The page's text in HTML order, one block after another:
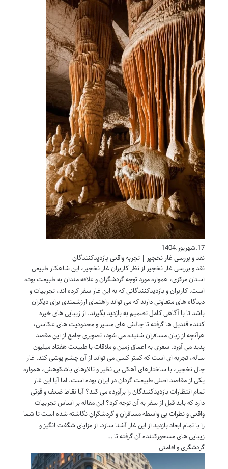
17.شهریور.1404
نقد و بررسی غار نخجیر | تجربه واقعی بازدیدکنندگان
نقد و بررسی غار نخجیر از نظر کاربران غار نخجیر، این شاهکار طبیعی
استان مرکزی، همواره مورد توجه گردشگران و علاقه مندان به طبیعت بوده
است. کاربران و بازدیدکنندگانی که به این غار سفر کرده اند، تجربیات و
دیدگاه های متفاوتی دارند که می تواند راهنمای ارزشمندی برای دیگران
باشد تا با آگاهی کامل تصمیم به بازدید بگیرند. از زیبایی های خیره
کننده قندیل ها گرفته تا چالش های مسیر و محدودیت های عکاسی،
هرآنچه از زبان مسافران شنیده می شود، تصویری جامع از این مقصد
پدید می آورد. سفری به اعماق زمین و ملاقات با طبیعت هفتاد میلیون
ساله، تجربه ای است که کمتر کسی می تواند از آن چشم پوشی کند. غار
چال نخجیر، با ساختارهای آهکی بی نظیر و تالارهای باشکوهش، همواره
یکی از مقاصد اصلی طبیعت گردان در ایران بوده است. اما آیا این غار
تمام انتظارات بازدیدکنندگان را برآورده می کند؟ آیا نقاط ضعف و قوتی
دارد که باید قبل از سفر به آن توجه کرد؟ این مقاله بر اساس تجربیات
واقعی و نظرات بی واسطه مسافران و گردشگران نگاشته شده است تا شما
را با تمام ابعاد بازدید از این غار آشنا سازد. از مزایای شگفت انگیز و
زیبایی های مسحورکننده آن گرفته تا …
گردشگری و اقامتی